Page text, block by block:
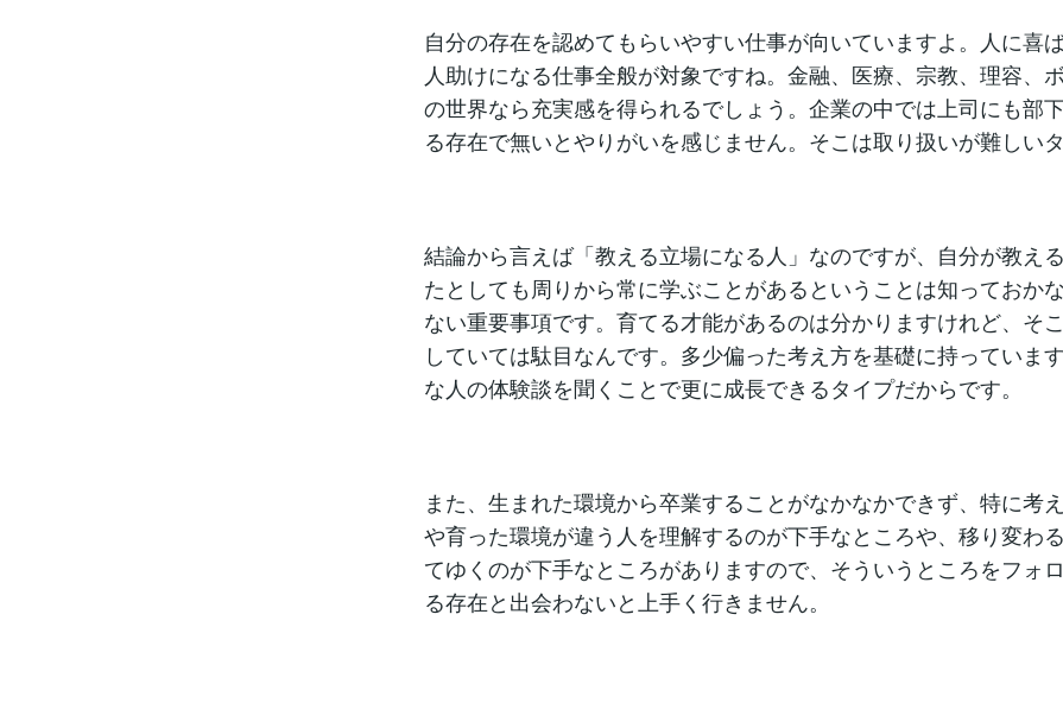
自分の存在を認めてもらいやすい仕事が向いていますよ。人に喜
人助けになる仕事全般が対象ですね。金融、医療、宗教、理容、
の世界なら充実感を得られるでしょう。企業の中では上司にも部
る存在で無いとやりがいを感じません。そこは取り扱いが難しいタ
結論から言えば「教える立場になる人」なのですが、自分が教え
たとしても周りから常に学ぶことがあるということは知っておか
ない重要事項です。育てる才能があるのは分かりますけれど、そ
していては駄目なんです。多少偏った考え方を基礎に持っていま
な人の体験談を聞くことで更に成長できるタイプだからです。
また、生まれた環境から卒業することがなかなかできず、特に考
や育った環境が違う人を理解するのが下手なところや、移り変わ
てゆくのが下手なところがありますので、そういうところをフォ
る存在と出会わないと上手く行きません。